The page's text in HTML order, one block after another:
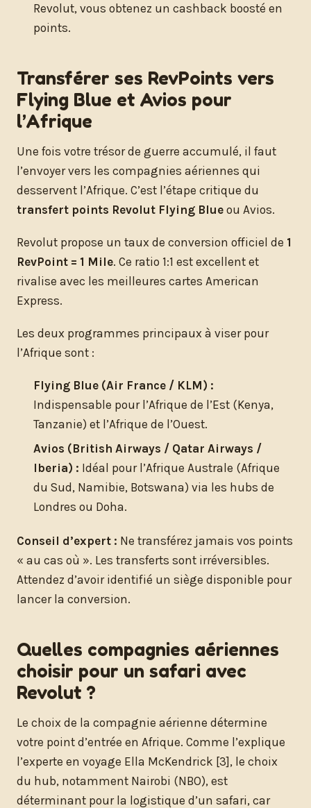
Revolut, vous obtenez un cashback boosté en
points.
Transférer ses RevPoints vers
Flying Blue et Avios pour
l’Afrique
Une fois votre trésor de guerre accumulé, il faut
l’envoyer vers les compagnies aériennes qui
desservent l’Afrique. C’est l’étape critique du
transfert points Revolut Flying Blue ou Avios.
Revolut propose un taux de conversion officiel de 1
RevPoint = 1 Mile. Ce ratio 1:1 est excellent et
rivalise avec les meilleures cartes American
Express.
Les deux programmes principaux à viser pour
l’Afrique sont :
Flying Blue (Air France / KLM) :
Indispensable pour l’Afrique de l’Est (Kenya,
Tanzanie) et l’Afrique de l’Ouest.
Avios (British Airways / Qatar Airways /
Iberia) : Idéal pour l’Afrique Australe (Afrique
du Sud, Namibie, Botswana) via les hubs de
Londres ou Doha.
Conseil d’expert : Ne transférez jamais vos points
« au cas où ». Les transferts sont irréversibles.
Attendez d’avoir identifié un siège disponible pour
lancer la conversion.
Quelles compagnies aériennes
choisir pour un safari avec
Revolut ?
Le choix de la compagnie aérienne détermine
votre point d’entrée en Afrique. Comme l’explique
l’experte en voyage Ella McKendrick [3], le choix
du hub, notamment Nairobi (NBO), est
déterminant pour la logistique d’un safari, car